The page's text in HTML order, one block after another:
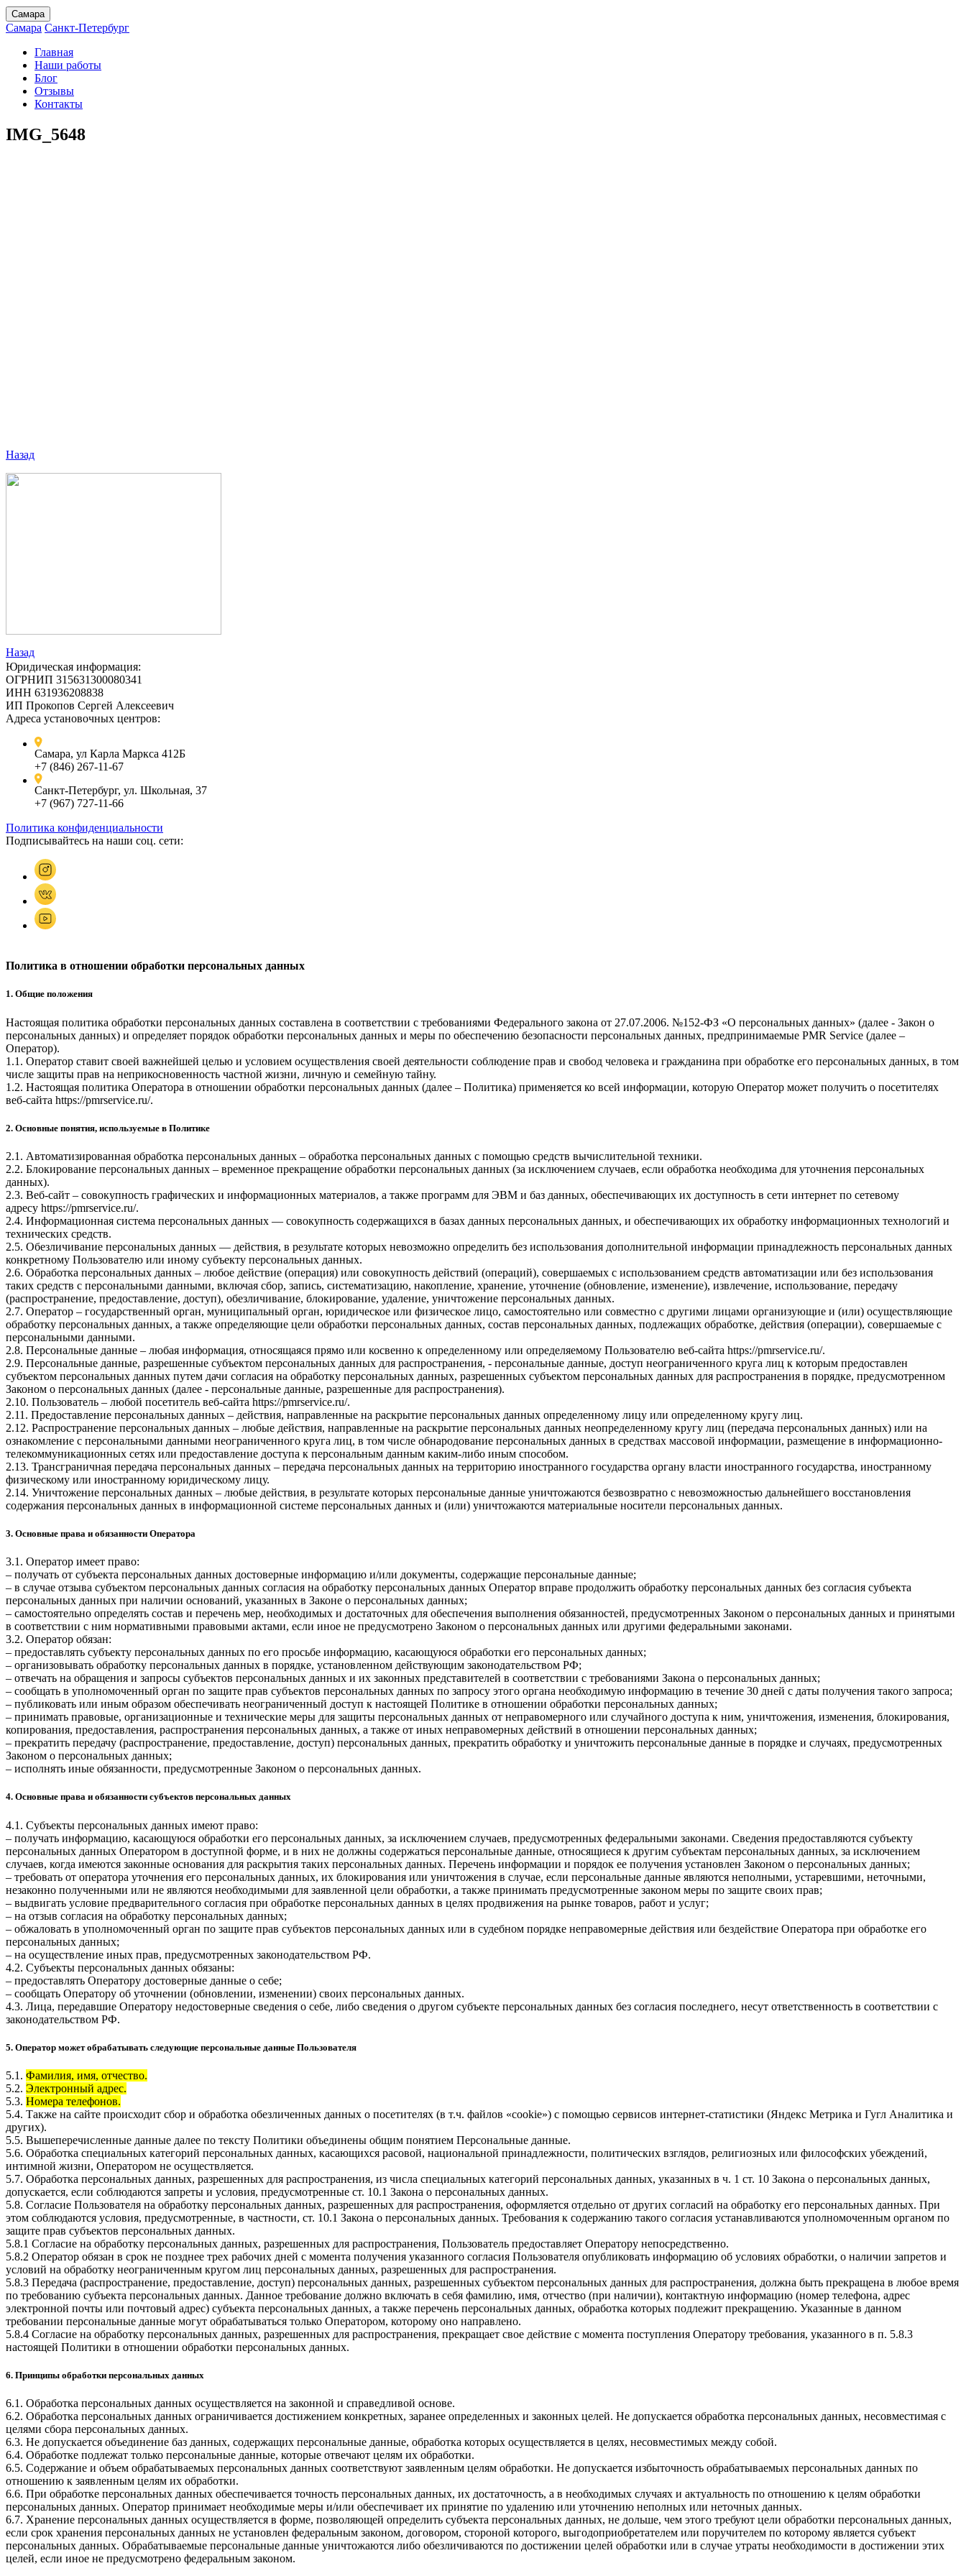
Самара
Самара Санкт-Петербург
Главная
Наши работы
Блог
Отзывы
Контакты
IMG_5648
Назад
Назад
Юридическая информация:
ОГРНИП 315631300080341
ИНН 631936208838
ИП Прокопов Сергей Алексеевич
Адреса установочных центров:
Самара, ул Карла Маркса 412Б
+7 (846) 267-11-67
Санкт-Петербург, ул. Школьная, 37
+7 (967) 727-11-66
Политика конфиденциальности
Подписывайтесь на наши соц. сети:
Политика в отношении обработки персональных данных
1. Общие положения
Настоящая политика обработки персональных данных составлена в соответствии с требованиями Федерального закона от 27.07.2006. №152-ФЗ «О персональных данных» (далее - Закон о
персональных данных) и определяет порядок обработки персональных данных и меры по обеспечению безопасности персональных данных, предпринимаемые PMR Service (далее –
Оператор).
1.1. Оператор ставит своей важнейшей целью и условием осуществления своей деятельности соблюдение прав и свобод человека и гражданина при обработке его персональных данных, в том
числе защиты прав на неприкосновенность частной жизни, личную и семейную тайну.
1.2. Настоящая политика Оператора в отношении обработки персональных данных (далее – Политика) применяется ко всей информации, которую Оператор может получить о посетителях
веб-сайта https://pmrservice.ru/.
2. Основные понятия, используемые в Политике
2.1. Автоматизированная обработка персональных данных – обработка персональных данных с помощью средств вычислительной техники.
2.2. Блокирование персональных данных – временное прекращение обработки персональных данных (за исключением случаев, если обработка необходима для уточнения персональных
данных).
2.3. Веб-сайт – совокупность графических и информационных материалов, а также программ для ЭВМ и баз данных, обеспечивающих их доступность в сети интернет по сетевому
адресу https://pmrservice.ru/.
2.4. Информационная система персональных данных — совокупность содержащихся в базах данных персональных данных, и обеспечивающих их обработку информационных технологий и
технических средств.
2.5. Обезличивание персональных данных — действия, в результате которых невозможно определить без использования дополнительной информации принадлежность персональных данных
конкретному Пользователю или иному субъекту персональных данных.
2.6. Обработка персональных данных – любое действие (операция) или совокупность действий (операций), совершаемых с использованием средств автоматизации или без использования
таких средств с персональными данными, включая сбор, запись, систематизацию, накопление, хранение, уточнение (обновление, изменение), извлечение, использование, передачу
(распространение, предоставление, доступ), обезличивание, блокирование, удаление, уничтожение персональных данных.
2.7. Оператор – государственный орган, муниципальный орган, юридическое или физическое лицо, самостоятельно или совместно с другими лицами организующие и (или) осуществляющие
обработку персональных данных, а также определяющие цели обработки персональных данных, состав персональных данных, подлежащих обработке, действия (операции), совершаемые с
персональными данными.
2.8. Персональные данные – любая информация, относящаяся прямо или косвенно к определенному или определяемому Пользователю веб-сайта https://pmrservice.ru/.
2.9. Персональные данные, разрешенные субъектом персональных данных для распространения, - персональные данные, доступ неограниченного круга лиц к которым предоставлен
субъектом персональных данных путем дачи согласия на обработку персональных данных, разрешенных субъектом персональных данных для распространения в порядке, предусмотренном
Законом о персональных данных (далее - персональные данные, разрешенные для распространения).
2.10. Пользователь – любой посетитель веб-сайта https://pmrservice.ru/.
2.11. Предоставление персональных данных – действия, направленные на раскрытие персональных данных определенному лицу или определенному кругу лиц.
2.12. Распространение персональных данных – любые действия, направленные на раскрытие персональных данных неопределенному кругу лиц (передача персональных данных) или на
ознакомление с персональными данными неограниченного круга лиц, в том числе обнародование персональных данных в средствах массовой информации, размещение в информационно-
телекоммуникационных сетях или предоставление доступа к персональным данным каким-либо иным способом.
2.13. Трансграничная передача персональных данных – передача персональных данных на территорию иностранного государства органу власти иностранного государства, иностранному
физическому или иностранному юридическому лицу.
2.14. Уничтожение персональных данных – любые действия, в результате которых персональные данные уничтожаются безвозвратно с невозможностью дальнейшего восстановления
содержания персональных данных в информационной системе персональных данных и (или) уничтожаются материальные носители персональных данных.
3. Основные права и обязанности Оператора
3.1. Оператор имеет право:
– получать от субъекта персональных данных достоверные информацию и/или документы, содержащие персональные данные;
– в случае отзыва субъектом персональных данных согласия на обработку персональных данных Оператор вправе продолжить обработку персональных данных без согласия субъекта
персональных данных при наличии оснований, указанных в Законе о персональных данных;
– самостоятельно определять состав и перечень мер, необходимых и достаточных для обеспечения выполнения обязанностей, предусмотренных Законом о персональных данных и принятыми
в соответствии с ним нормативными правовыми актами, если иное не предусмотрено Законом о персональных данных или другими федеральными законами.
3.2. Оператор обязан:
– предоставлять субъекту персональных данных по его просьбе информацию, касающуюся обработки его персональных данных;
– организовывать обработку персональных данных в порядке, установленном действующим законодательством РФ;
– отвечать на обращения и запросы субъектов персональных данных и их законных представителей в соответствии с требованиями Закона о персональных данных;
– сообщать в уполномоченный орган по защите прав субъектов персональных данных по запросу этого органа необходимую информацию в течение 30 дней с даты получения такого запроса;
– публиковать или иным образом обеспечивать неограниченный доступ к настоящей Политике в отношении обработки персональных данных;
– принимать правовые, организационные и технические меры для защиты персональных данных от неправомерного или случайного доступа к ним, уничтожения, изменения, блокирования,
копирования, предоставления, распространения персональных данных, а также от иных неправомерных действий в отношении персональных данных;
– прекратить передачу (распространение, предоставление, доступ) персональных данных, прекратить обработку и уничтожить персональные данные в порядке и случаях, предусмотренных
Законом о персональных данных;
– исполнять иные обязанности, предусмотренные Законом о персональных данных.
4. Основные права и обязанности субъектов персональных данных
4.1. Субъекты персональных данных имеют право:
– получать информацию, касающуюся обработки его персональных данных, за исключением случаев, предусмотренных федеральными законами. Сведения предоставляются субъекту
персональных данных Оператором в доступной форме, и в них не должны содержаться персональные данные, относящиеся к другим субъектам персональных данных, за исключением
случаев, когда имеются законные основания для раскрытия таких персональных данных. Перечень информации и порядок ее получения установлен Законом о персональных данных;
– требовать от оператора уточнения его персональных данных, их блокирования или уничтожения в случае, если персональные данные являются неполными, устаревшими, неточными,
незаконно полученными или не являются необходимыми для заявленной цели обработки, а также принимать предусмотренные законом меры по защите своих прав;
– выдвигать условие предварительного согласия при обработке персональных данных в целях продвижения на рынке товаров, работ и услуг;
– на отзыв согласия на обработку персональных данных;
– обжаловать в уполномоченный орган по защите прав субъектов персональных данных или в судебном порядке неправомерные действия или бездействие Оператора при обработке его
персональных данных;
– на осуществление иных прав, предусмотренных законодательством РФ.
4.2. Субъекты персональных данных обязаны:
– предоставлять Оператору достоверные данные о себе;
– сообщать Оператору об уточнении (обновлении, изменении) своих персональных данных.
4.3. Лица, передавшие Оператору недостоверные сведения о себе, либо сведения о другом субъекте персональных данных без согласия последнего, несут ответственность в соответствии с
законодательством РФ.
5. Оператор может обрабатывать следующие персональные данные Пользователя
5.1. Фамилия, имя, отчество.
5.2. Электронный адрес.
5.3. Номера телефонов.
5.4. Также на сайте происходит сбор и обработка обезличенных данных о посетителях (в т.ч. файлов «cookie») с помощью сервисов интернет-статистики (Яндекс Метрика и Гугл Аналитика и
других).
5.5. Вышеперечисленные данные далее по тексту Политики объединены общим понятием Персональные данные.
5.6. Обработка специальных категорий персональных данных, касающихся расовой, национальной принадлежности, политических взглядов, религиозных или философских убеждений,
интимной жизни, Оператором не осуществляется.
5.7. Обработка персональных данных, разрешенных для распространения, из числа специальных категорий персональных данных, указанных в ч. 1 ст. 10 Закона о персональных данных,
допускается, если соблюдаются запреты и условия, предусмотренные ст. 10.1 Закона о персональных данных.
5.8. Согласие Пользователя на обработку персональных данных, разрешенных для распространения, оформляется отдельно от других согласий на обработку его персональных данных. При
этом соблюдаются условия, предусмотренные, в частности, ст. 10.1 Закона о персональных данных. Требования к содержанию такого согласия устанавливаются уполномоченным органом по
защите прав субъектов персональных данных.
5.8.1 Согласие на обработку персональных данных, разрешенных для распространения, Пользователь предоставляет Оператору непосредственно.
5.8.2 Оператор обязан в срок не позднее трех рабочих дней с момента получения указанного согласия Пользователя опубликовать информацию об условиях обработки, о наличии запретов и
условий на обработку неограниченным кругом лиц персональных данных, разрешенных для распространения.
5.8.3 Передача (распространение, предоставление, доступ) персональных данных, разрешенных субъектом персональных данных для распространения, должна быть прекращена в любое время
по требованию субъекта персональных данных. Данное требование должно включать в себя фамилию, имя, отчество (при наличии), контактную информацию (номер телефона, адрес
электронной почты или почтовый адрес) субъекта персональных данных, а также перечень персональных данных, обработка которых подлежит прекращению. Указанные в данном
требовании персональные данные могут обрабатываться только Оператором, которому оно направлено.
5.8.4 Согласие на обработку персональных данных, разрешенных для распространения, прекращает свое действие с момента поступления Оператору требования, указанного в п. 5.8.3
настоящей Политики в отношении обработки персональных данных.
6. Принципы обработки персональных данных
6.1. Обработка персональных данных осуществляется на законной и справедливой основе.
6.2. Обработка персональных данных ограничивается достижением конкретных, заранее определенных и законных целей. Не допускается обработка персональных данных, несовместимая с
целями сбора персональных данных.
6.3. Не допускается объединение баз данных, содержащих персональные данные, обработка которых осуществляется в целях, несовместимых между собой.
6.4. Обработке подлежат только персональные данные, которые отвечают целям их обработки.
6.5. Содержание и объем обрабатываемых персональных данных соответствуют заявленным целям обработки. Не допускается избыточность обрабатываемых персональных данных по
отношению к заявленным целям их обработки.
6.6. При обработке персональных данных обеспечивается точность персональных данных, их достаточность, а в необходимых случаях и актуальность по отношению к целям обработки
персональных данных. Оператор принимает необходимые меры и/или обеспечивает их принятие по удалению или уточнению неполных или неточных данных.
6.7. Хранение персональных данных осуществляется в форме, позволяющей определить субъекта персональных данных, не дольше, чем этого требуют цели обработки персональных данных,
если срок хранения персональных данных не установлен федеральным законом, договором, стороной которого, выгодоприобретателем или поручителем по которому является субъект
персональных данных. Обрабатываемые персональные данные уничтожаются либо обезличиваются по достижении целей обработки или в случае утраты необходимости в достижении этих
целей, если иное не предусмотрено федеральным законом.